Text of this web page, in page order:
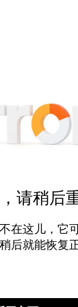
请稍后
在这儿，它
后就能恢复